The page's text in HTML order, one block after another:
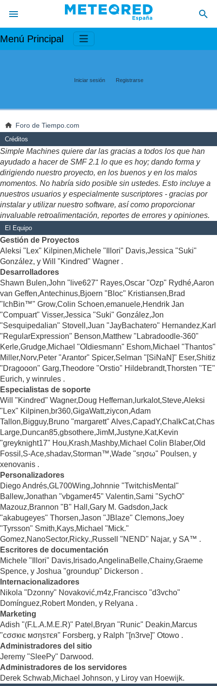
Menú Principal
Iniciar sesión Registrarse
Foro de Tiempo.com
Créditos
Simple Machines quiere dar las gracias a todos los que han
ayudado a hacer de SMF 2.1 lo que es hoy; dando forma y
dirigiendo nuestro proyecto, en los buenos y en los malos
momentos. No habría sido posible sin ustedes. Esto incluye a
nuestros usuarios y especialmente suscriptores - gracias por
instalar y utilizar nuestro software, así como proporcionar
invaluable retroalimentación, reportes de errores y opiniones.
El Equipo
Gestión de Proyectos
Aleksi "Lex" Kilpinen,Michele "Illori" Davis,Jessica "Suki"
González, y Will "Kindred" Wagner .
Desarrolladores
Shawn Bulen,John "live627" Rayes,Oscar "Ozp" Rydhé,Aaron
van Geffen,Antechinus,Bjoern "Bloc" Kristiansen,Brad
"IchBin™" Grow,Colin Schoen,emanuele,Hendrik Jan
"Compuart" Visser,Jessica "Suki" González,Jon
"Sesquipedalian" Stovell,Juan "JayBachatero" Hernandez,Karl
"RegularExpression" Benson,Matthew "Labradoodle-360"
Kerle,Grudge,Michael "Oldiesmann" Eshom,Michael "Thantos"
Miller,Norv,Peter "Arantor" Spicer,Selman "[SiNaN]" Eser,Shitiz
"Dragooon" Garg,Theodore "Orstio" Hildebrandt,Thorsten "TE"
Eurich, y winrules .
Especialistas de soporte
Will "Kindred" Wagner,Doug Heffernan,lurkalot,Steve,Aleksi
"Lex" Kilpinen,br360,GigaWatt,ziycon,Adam
Tallon,Bigguy,Bruno "margarett" Alves,CapadY,ChalkCat,Chas
Large,Duncan85,gbsothere,JimM,Justyne,Kat,Kevin
"greyknight17" Hou,Krash,Mashby,Michael Colin Blaber,Old
Fossil,S-Ace,shadav,Storman™,Wade "sησω" Poulsen, y
xenovanis .
Personalizadores
Diego Andrés,GL700Wing,Johnnie "TwitchisMental"
Ballew,Jonathan "vbgamer45" Valentin,Sami "SychO"
Mazouz,Brannon "B" Hall,Gary M. Gadsdon,Jack
"akabugeyes" Thorsen,Jason "JBlaze" Clemons,Joey
"Tyrsson" Smith,Kays,Michael "Mick."
Gomez,NanoSector,Ricky.,Russell "NEND" Najar, y SA™ .
Escritores de documentación
Michele "Illori" Davis,Irisado,AngelinaBelle,Chainy,Graeme
Spence, y Joshua "groundup" Dickerson .
Internacionalizadores
Nikola "Dzonny" Novaković,m4z,Francisco "d3vcho"
Domínguez,Robert Monden, y Relyana .
Marketing
Adish "(F.L.A.M.E.R)" Patel,Bryan "Runic" Deakin,Marcus
"cσσкιє мσηѕтєя" Forsberg, y Ralph "[n3rve]" Otowo .
Administradores del sitio
Jeremy "SleePy" Darwood.
Administradores de los servidores
Derek Schwab,Michael Johnson, y Liroy van Hoewijk.